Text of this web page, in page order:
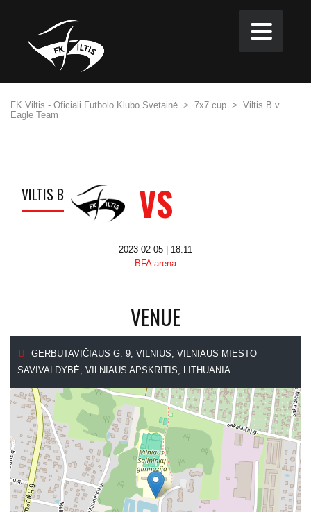
FK Viltis - Oficiali Futbolo Klubo Svetainė > 7x7 cup > Viltis B v
Eagle Team
VILTIS B VS
2023-02-05 | 18:11
BFA arena
VENUE
GERBUTAVIČIAUS G. 9, VILNIUS, VILNIAUS MIESTO
SAVIVALDYBĖ, VILNIAUS APSKRITIS, LITHUANIA